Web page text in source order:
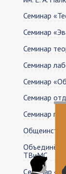
Семинар
Семинар
Семинар
Семинар
Семинар
Семинар
Семинар по
ТВиМС
Cеминар